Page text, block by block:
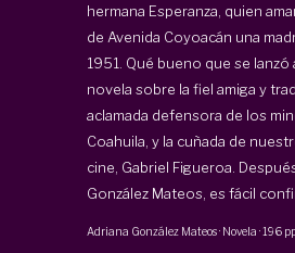
hermana Esperanza, quien
de Avenida Coyoacán una
1951. Qué bueno que se
novela sobre la fiel amiga y
aclamada defensora de los
Coahuila, y la cuñada de
cine, Gabriel Figueroa.
González Mateos, es fácil
Adriana González Mateos· Novela ·196